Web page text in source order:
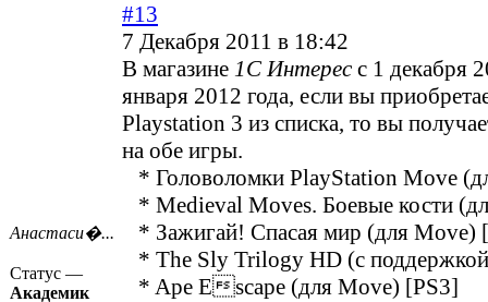
Анастаси�...
Статус —
Академик
#13
7 Декабря 2011 в 18:42
В магазине 1С Интерес с 1 декабря
января 2012 года, если вы
Playstation 3 из списка, то вы
на обе игры.
* Головоломки PlayStation Move
* Medieval Moves. Боевые кости
* Зажигай! Спасая мир (для Move)
* The Sly Trilogy HD (с
* Ape Escape (для Move) [PS3]